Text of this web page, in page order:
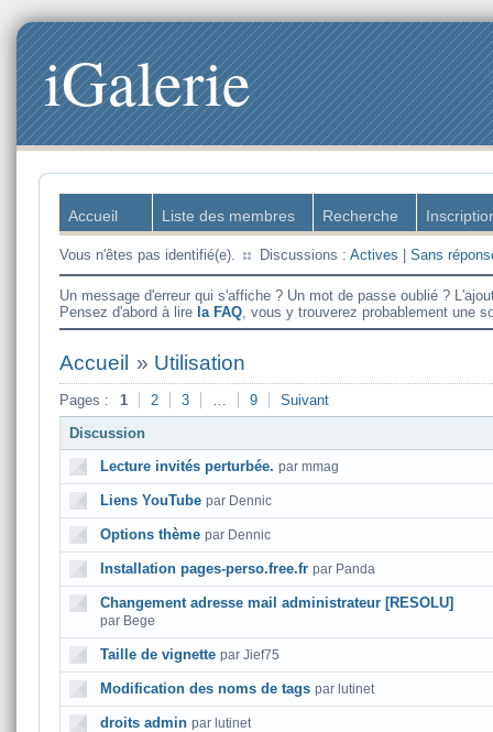
iGalerie
Accueil Liste des membres Recherche
Vous n'êtes pas identifié(e). Discussions : Actives Sans
Un message d'erreur qui s'affiche ? Un mot de passe oublié ?
Pensez d'abord à lire la FAQ, vous y trouverez probablement une
Accueil » Utilisation
Pages : 1 2 3 … 9
Suivant
Discussion
Lecture invités perturbée. par mmag
Liens YouTube par Dennic
Options thème par Dennic
Installation pages-perso.free.fr par Panda
Changement adresse mail administrateur [RESOLU]
par Bege
Taille de vignette par Jief75
Modification des noms de tags par lutinet
droits admin par lutinet